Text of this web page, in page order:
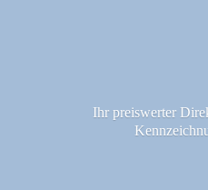
Ihr preiswerter